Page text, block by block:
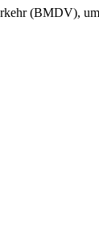
(BMDV),